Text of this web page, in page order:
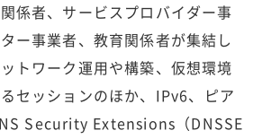
係者、サービスプロバイダー事
ー事業者、教育関係者が集結し
トワーク運用や構築、仮想環境
セッションのほか、IPv6、ピア
Security Extensions（DNSSE